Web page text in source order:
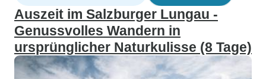
Auszeit im Salzburger Lungau -
Genussvolles Wandern in
ursprünglicher Naturkulisse (8 Tage)